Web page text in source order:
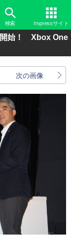
検索 Impressサイト
開始！ Xbox One
次の画像